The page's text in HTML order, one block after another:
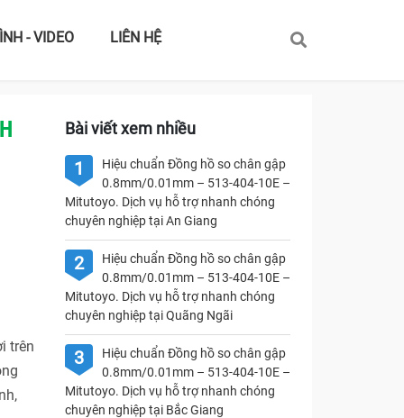
- VIDEO LIÊN HỆ
trên
Bài viết xem nhiều
1
Hiệu chuẩn Đồng hồ so chân gập
0.8mm/0.01mm – 513-404-10E –
Mitutoyo. Dịch vụ hỗ trợ nhanh chóng
chuyên nghiệp tại An Giang
2
Hiệu chuẩn Đồng hồ so chân gập
0.8mm/0.01mm – 513-404-10E –
Mitutoyo. Dịch vụ hỗ trợ nhanh chóng
chuyên nghiệp tại Quãng Ngãi
3
Hiệu chuẩn Đồng hồ so chân gập
0.8mm/0.01mm – 513-404-10E –
Mitutoyo. Dịch vụ hỗ trợ nhanh chóng
chuyên nghiệp tại Bắc Giang